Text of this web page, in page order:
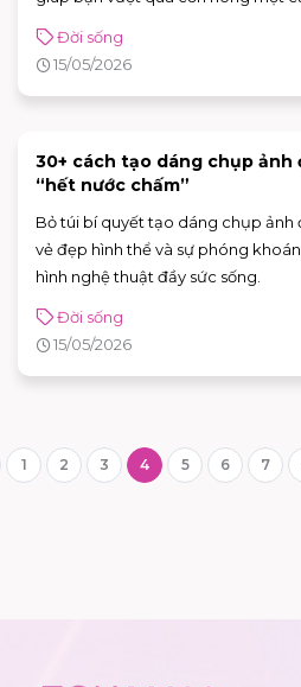
"bất bại" ngay dưới đây để chăm
đình nhé!
Đời sống
15/05/2026
30+ cách tạo dáng chụp ảnh
“hết nước chấm”
Bỏ túi bí quyết tạo dáng chụp ảnh
vẻ đẹp hình thể và sự phóng
hình nghệ thuật đầy sức sống.
Đời sống
15/05/2026
1 2 3 4 5 6 7